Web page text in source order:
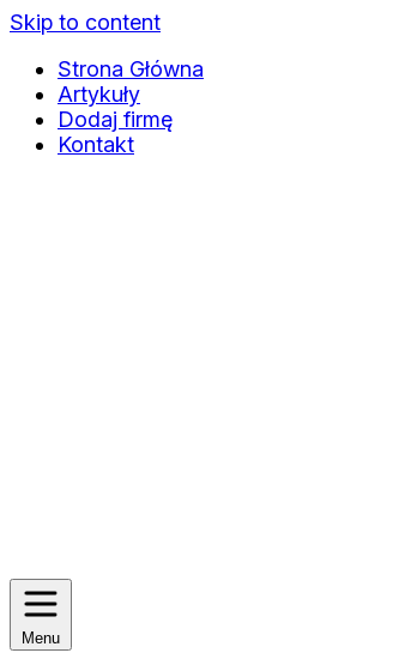
Skip to content
Strona Główna
Artykuły
Dodaj firmę
Kontakt
Menu